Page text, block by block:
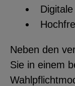
Neben den
Sie in einem